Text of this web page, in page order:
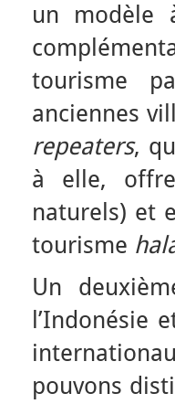
un modèle
tourisme
anciennes
repeaters,
à elle,
naturels) et
tourisme
Un
l’Indonésie
pouvons